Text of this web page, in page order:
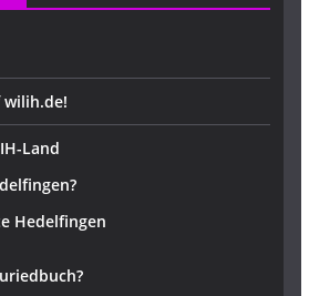
wilih.de!
Land
Hedelfingen